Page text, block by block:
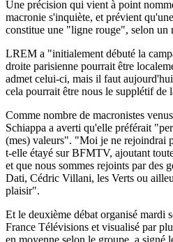
Une précision qui vient à point
macronie s'inquiète, et prévient
constitue une "ligne rouge", selon un
LREM a "initialement débuté la
droite parisienne pourrait être
admet celui-ci, mais il faut
cela pourrait être nous le supplétif de
Comme nombre de macronistes
Schiappa a averti qu'elle préférait
(mes) valeurs". "Moi je ne rejoindrai
t-elle étayé sur BFMTV, ajoutant
et que nous sommes rejoints par des
Dati, Cédric Villani, les Verts ou
plaisir".
Et le deuxième débat organisé mardi
France Télévisions et visualisé par
en moyenne selon le groupe, a signé